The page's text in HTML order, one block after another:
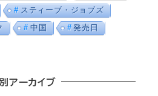
スティーブ・ジョブズ
中国
発売日
アーカイブ